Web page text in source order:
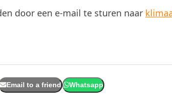
door een e-mail te sturen naar
Email to a friend Whatsapp